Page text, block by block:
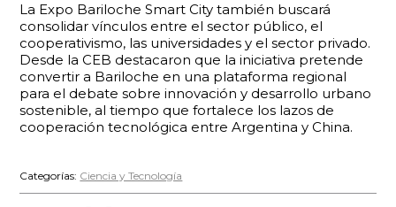
La Expo Bariloche Smart City también buscará
consolidar vínculos entre el sector público, el
cooperativismo, las universidades y el sector privado.
Desde la CEB destacaron que la iniciativa pretende
convertir a Bariloche en una plataforma regional
para el debate sobre innovación y desarrollo urbano
sostenible, al tiempo que fortalece los lazos de
cooperación tecnológica entre Argentina y China.
Categorías: Ciencia y Tecnología